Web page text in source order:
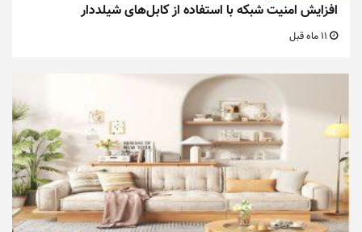
افزایش امنیت شبکه با استفاده از کابل‌های شیلددار